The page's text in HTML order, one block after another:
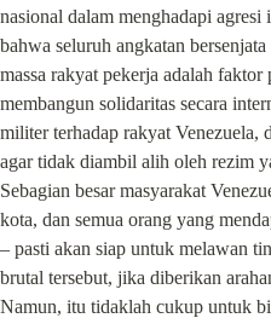
nasional dalam menghadapi
bahwa seluruh angkatan
massa rakyat pekerja adalah
membangun solidaritas secara
militer terhadap rakyat Venezuela,
agar tidak diambil alih oleh rezim
Sebagian besar masyarakat
kota, dan semua orang yang
– pasti akan siap untuk melawan
brutal tersebut, jika diberikan
Namun, itu tidaklah cukup untuk